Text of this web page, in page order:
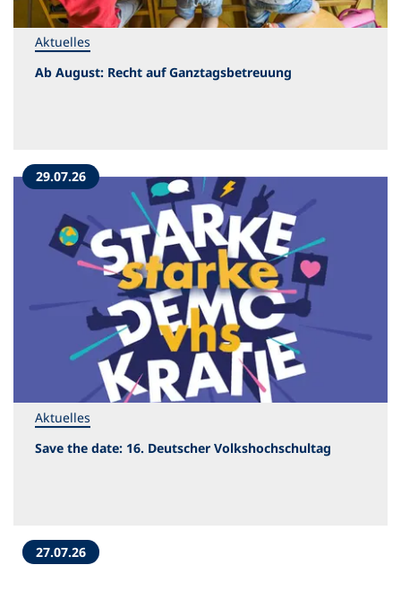
Aktuelles
Ab August: Recht auf Ganztagsbetreuung
29.07.26
Aktuelles
Save the date: 16. Deutscher Volkshochschultag
27.07.26